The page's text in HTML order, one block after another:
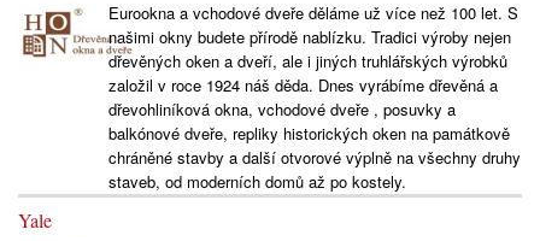
Eurookna a vchodové dveře děláme už více než 100 let. S
našimi okny budete přírodě nablízku. Tradici výroby nejen
dřevěných oken a dveří, ale i jiných truhlářských výrobků
založil v roce 1924 náš děda. Dnes vyrábíme dřevěná a
dřevohliníková okna, vchodové dveře , posuvky a
balkónové dveře, repliky historických oken na památkově
chráněné stavby a další otvorové výplně na všechny druhy
staveb, od moderních domů až po kostely.
Yale